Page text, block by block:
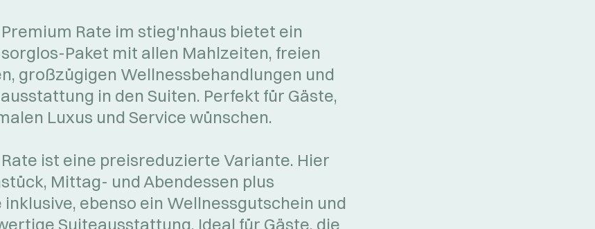
Rate im stieg'nhaus bietet ein
Paket mit allen Mahlzeiten, freien
großzügigen Wellnessbehandlungen und
in den Suiten. Perfekt für Gäste,
Luxus und Service wünschen.
Rate ist eine preisreduzierte Variante. Hier
Mittag- und Abendessen plus
inklusive, ebenso ein Wellnessgutschein und
Suiteausstattung. Ideal für Gäste, die